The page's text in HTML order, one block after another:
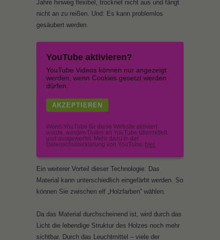
Jahre hinweg flexibel, trocknet nicht aus und fängt
nicht an zu reißen. Und: Es kann problemlos
gesäubert werden.
YouTube aktivieren?
YouTube Videos können nur angezeigt
werden, wenn Cookies gesetzt werden
dürfen.
AKZEPTIEREN
Wenn YouTube für diese Website aktiviert
wurde, werden Daten an YouTube übermittelt
und ausgewertet. Mehr dazu in der
Datenschutzerklärung von YouTube: hier
Ein weiterer Vorteil dieser Technologie: Das
Material kann unterschiedlich eingefärbt werden. So
können Sie zwischen elf „Holzfarben“ wählen.
Da das Material durchscheinend ist, wird durch das
Licht die lebendige Struktur des Holzes noch mehr
sichtbar. Durch das Leuchtmittel – viele der